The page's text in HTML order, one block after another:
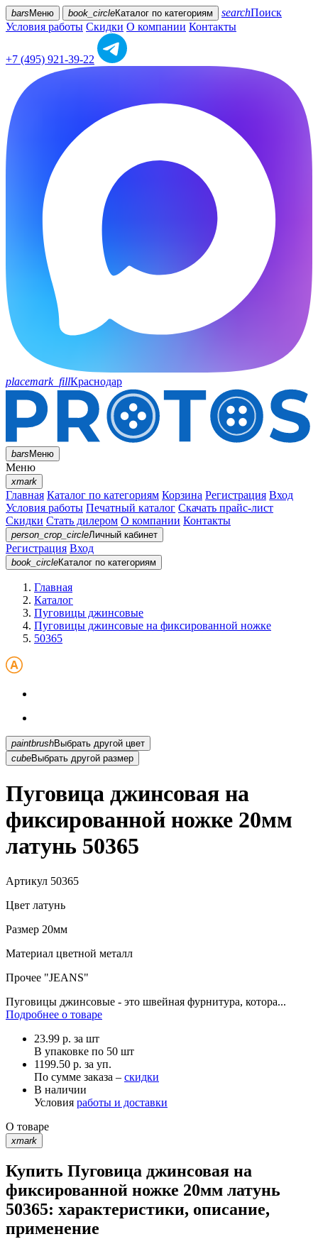
bars Меню book_circleКаталог по категориям searchПоиск
Условия работы Скидки О компании Контакты
+7 (495) 921-39-22
placemark_fillКраснодар
barsМеню
Меню
xmark
Главная Каталог по категориям Корзина Регистрация Вход
Условия работы Печатный каталог Скачать прайс-лист
Скидки Стать дилером О компании Контакты
person_crop_circleЛичный кабинет
Регистрация Вход
book_circleКаталог по категориям
Главная
Каталог
Пуговицы джинсовые
Пуговицы джинсовые на фиксированной ножке
50365
paintbrush
Выбрать другой цвет
cubeВыбрать другой размер
Пуговица джинсовая на
фиксированной ножке 20мм
латунь 50365
Артикул 50365
Цвет латунь
Размер 20мм
Материал цветной металл
Прочее "JEANS"
Пуговицы джинсовые - это швейная фурнитура, котора...
Подробнее о товаре
23.99 р. за шт
В упаковке по 50 шт
1199.50 р. за уп.
По сумме заказа – скидки
В наличии
Условия работы и доставки
О товаре
xmark
Купить Пуговица джинсовая на
фиксированной ножке 20мм латунь
50365: характеристики, описание,
применение